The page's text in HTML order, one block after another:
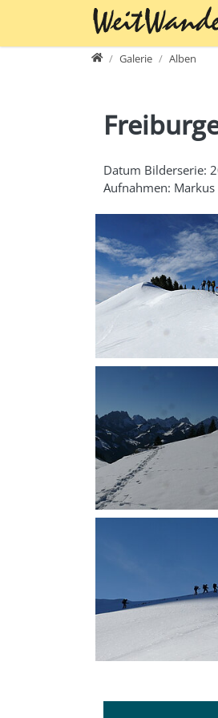
Direkt zur Hauptnavigation springen
Direkt zum Inhalt springen
www.weitwandern.ch
Galerie Alben
Datum Bilderserie:
Aufnahmen: